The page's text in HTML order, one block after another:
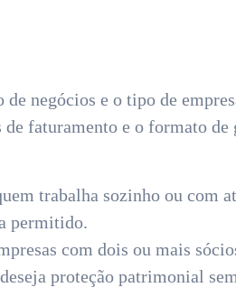
negócios e o tipo de
faturamento e o formato de
trabalha sozinho ou com
permitido.
com dois ou mais
proteção patrimonial